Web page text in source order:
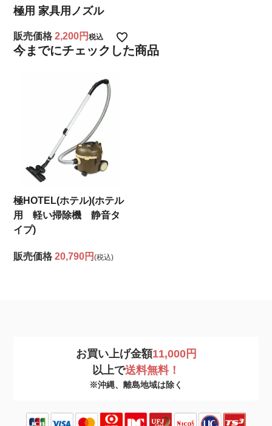
極用 家具用ノズル
販売価格 2,200 税込
今までにチェックした商品
極HOTEL(ホテル)(ホテル
用 軽い掃除機 静音タ
イプ)
販売価格 20,790円(税込)
お買い上げ金額11,000円
以上で送料無料！
※沖縄、離島地域は除く